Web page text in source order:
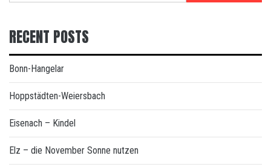
RECENT POSTS
Bonn-Hangelar
Hoppstädten-Weiersbach
Eisenach – Kindel
Elz – die November Sonne nutzen